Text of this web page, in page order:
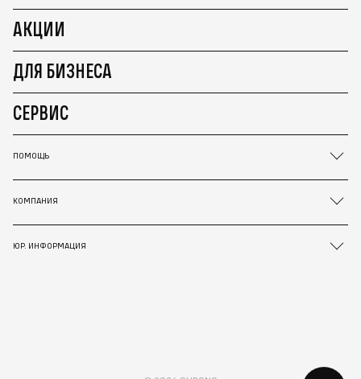
АКЦИИ
ДЛЯ БИЗНЕСА
СЕРВИС
ПОМОЩЬ
КОМПАНИЯ
ЮР. ИНФОРМАЦИЯ